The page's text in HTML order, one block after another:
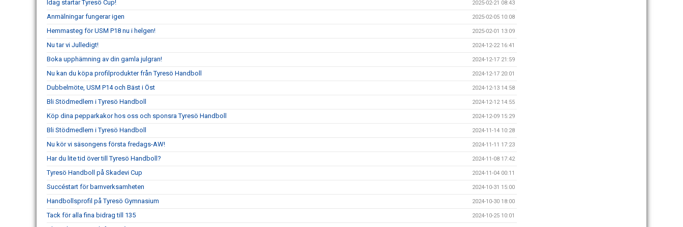
Idag startar Tyresö Cup! 2025-02-21 08:43
Anmälningar fungerar igen 2025-02-05 10:08
Hemmasteg för USM P18 nu i helgen! 2025-02-01 13:09
Nu tar vi Julledigt! 2024-12-22 16:41
Boka upphämning av din gamla julgran! 2024-12-17 21:59
Nu kan du köpa profilprodukter från Tyresö Handboll 2024-12-17 20:01
Dubbelmöte, USM P14 och Bäst i Öst 2024-12-13 14:58
Bli Stödmedlem i Tyresö Handboll 2024-12-12 14:55
Köp dina pepparkakor hos oss och sponsra Tyresö Handboll 2024-12-09 15:29
Bli Stödmedlem i Tyresö Handboll 2024-11-14 10:28
Nu kör vi säsongens första fredags-AW! 2024-11-11 17:23
Har du lite tid över till Tyresö Handboll? 2024-11-08 17:42
Tyresö Handboll på Skadevi Cup 2024-11-04 00:11
Succéstart för barnverksamheten 2024-10-31 15:00
Handbollsprofil på Tyresö Gymnasium 2024-10-30 18:00
Tack för alla fina bidrag till 135 2024-10-25 10:01